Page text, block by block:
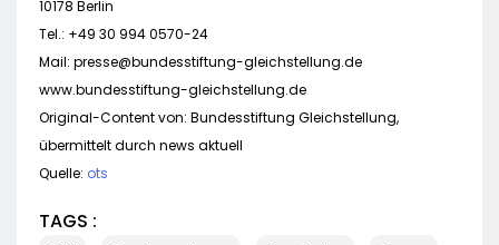
10178 Berlin
Tel.: +49 30 994 0570-24
Mail: presse@bundesstiftung-gleichstellung.de
www.bundesstiftung-gleichstellung.de
Original-Content von: Bundesstiftung Gleichstellung,
übermittelt durch news aktuell
Quelle: ots
TAGS :